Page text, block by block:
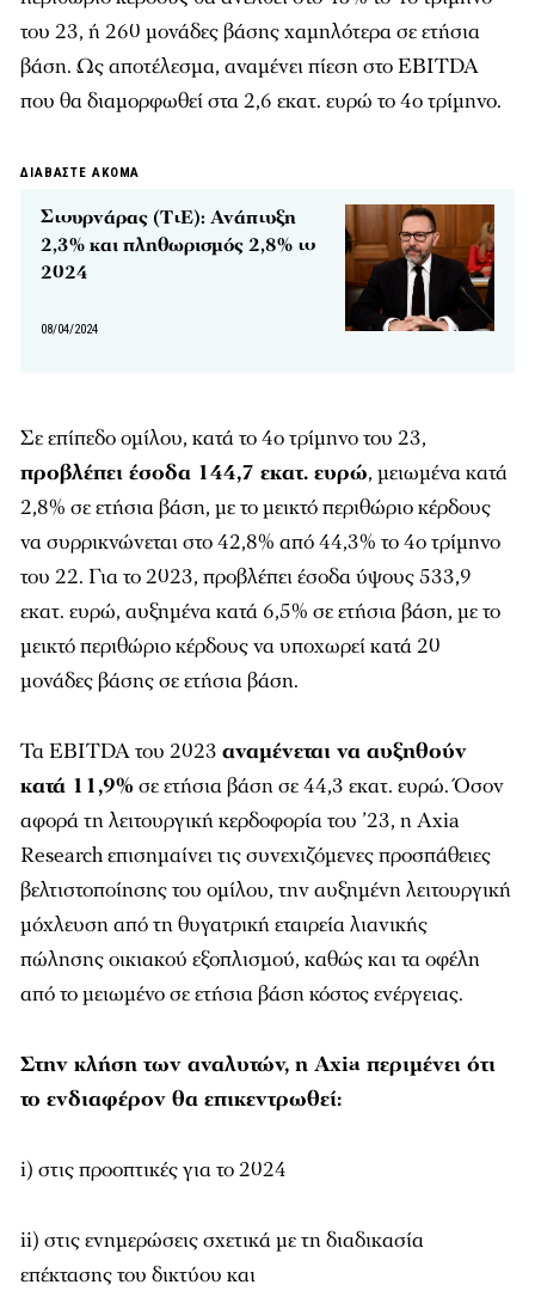
του 23, ή 260 μονάδες βάσης χαμηλότερα σε ετήσια
βάση. Ως αποτέλεσμα, αναμένει πίεση στο EBITDA
που θα διαμορφωθεί στα 2,6 εκατ. ευρώ το 4ο τρίμηνο.
ΔΙΑΒΑΣΤΕ ΑΚΟΜΑ
Στουρνάρας (ΤτΕ): Ανάπτυξη
2,3% και πληθωρισμός 2,8% το
2024
08/04/2024
Σε επίπεδο ομίλου, κατά το 4ο τρίμηνο του 23,
προβλέπει έσοδα 144,7 εκατ. ευρώ, μειωμένα κατά
2,8% σε ετήσια βάση, με το μεικτό περιθώριο κέρδους
να συρρικνώνεται στο 42,8% από 44,3% το 4ο τρίμηνο
του 22. Για το 2023, προβλέπει έσοδα ύψους 533,9
εκατ. ευρώ, αυξημένα κατά 6,5% σε ετήσια βάση, με το
μεικτό περιθώριο κέρδους να υποχωρεί κατά 20
μονάδες βάσης σε ετήσια βάση.
Τα EBITDA του 2023 αναμένεται να αυξηθούν
κατά 11,9% σε ετήσια βάση σε 44,3 εκατ. ευρώ. Όσον
αφορά τη λειτουργική κερδοφορία του ’23, η Axia
Research επισημαίνει τις συνεχιζόμενες προσπάθειες
βελτιστοποίησης του ομίλου, την αυξημένη λειτουργική
μόχλευση από τη θυγατρική εταιρεία λιανικής
πώλησης οικιακού εξοπλισμού, καθώς και τα οφέλη
από το μειωμένο σε ετήσια βάση κόστος ενέργειας.
Στην κλήση των αναλυτών, η Axia περιμένει ότι
το ενδιαφέρον θα επικεντρωθεί:
i) στις προοπτικές για το 2024
ii) στις ενημερώσεις σχετικά με τη διαδικασία
επέκτασης του δικτύου και